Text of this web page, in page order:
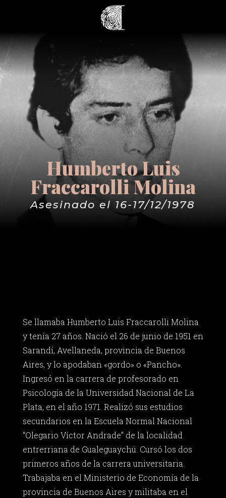
Humberto Luis
Fraccarolli Molina
Asesinado el 16-17/12/1978
Se llamaba Humberto Luis Fraccarolli Molina
y tenía 27 años. Nació el 26 de junio de 1951 en
Sarandí, Avellaneda, provincia de Buenos
Aires, y lo apodaban «gordo» o «Pancho».
Ingresó en la carrera de profesorado en
Psicología de la Universidad Nacional de La
Plata, en el año 1971. Realizó sus estudios
secundarios en la Escuela Normal Nacional
“Olegario Víctor Andrade” de la localidad
entrerriana de Gualeguaychú. Cursó los dos
primeros años de la carrera universitaria.
Trabajaba en el Ministerio de Economía de la
provincia de Buenos Aires y militaba en el